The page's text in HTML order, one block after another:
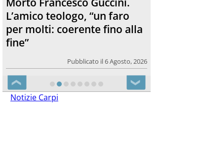
Chiesa. Un abbraccio verso il
futuro, la grande festa del
Papa e dei giovani ad Assisi
Pubblicato il 6 Agosto, 2026
❮ ❯
Notizie Carpi